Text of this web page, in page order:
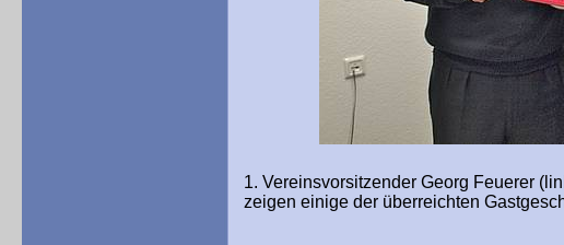
1. Vereinsvorsitzender Georg Feuerer
zeigen einige der überreichten